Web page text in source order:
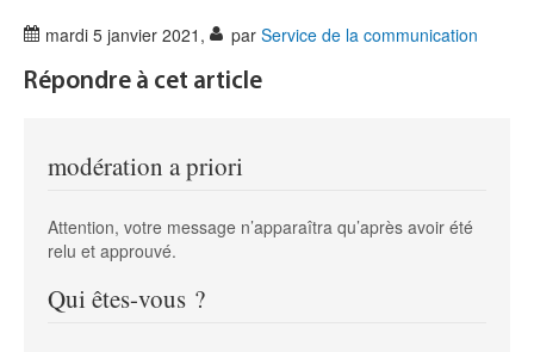
mardi 5 janvier 2021 , par Service de la communication
Répondre à cet article
modération a priori
Attention, votre message n’apparaîtra qu’après avoir été
relu et approuvé.
Qui êtes-vous ?